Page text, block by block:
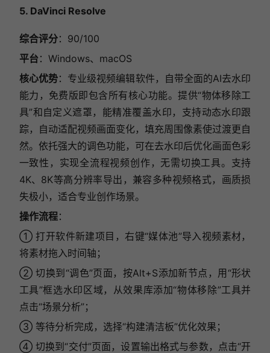
5. DaVinci Resolve
综合评分：90/100
平台 ：Windows、macOS
核心优势：专业级视频编辑软件，自带全面的AI去水印
能力，免费版即包含所有核心功能。提供“物体移除工
具”和自定义遮罩，能精准覆盖水印，支持动态水印跟
踪，自动适配视频画面变化，填充周围像素使过渡更自
然。依托强大的调色功能，可在去水印后优化画面色彩
一致性，实现全流程视频创作，无需切换工具。支持
4K、8K等高分辨率导出，兼容多种视频格式，画质损
失极小，适合专业创作场景。
操作流程：
① 打开软件新建项目，右键“媒体池”导入视频素材，
将素材拖入时间轴；
② 切换到“调色”页面，按Alt+S添加新节点，用“形状
工具”框选水印区域，从效果库添加“物体移除”工具并
点击“场景分析”；
③ 等待分析完成，选择“构建清洁板”优化效果；
④ 切换到“交付”页面，设置输出格式与参数，点击“开